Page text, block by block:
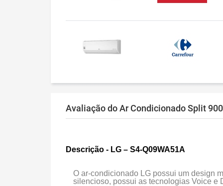
Avaliação do Ar Condicionado Split
Descrição - LG – S4-Q09WA51A
O ar-condicionado LG possui um design
silencioso, possui as tecnologias Voice e